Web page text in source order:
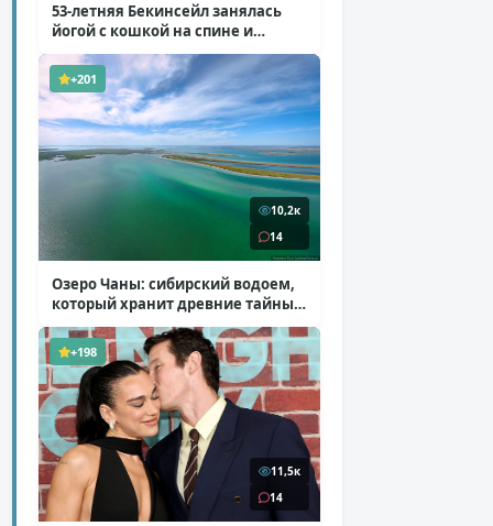
53-летняя Бекинсейл занялась
йогой с кошкой на спине и
ботинках на платформе( 7 фото )
+201
10,2к
14
Озеро Чаны: сибирский водоем,
который хранит древние тайны
( 12 фото )
+198
11,5к
14